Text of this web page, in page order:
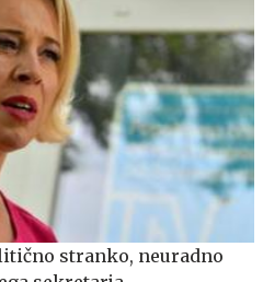
stranko, neuradno